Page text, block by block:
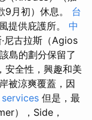
9月初）休息。 台
提供庇護所。 中
尼古拉斯（Agios
該島的劃分保留了
安全性，興趣和美
被涼爽覆蓋，因
但是，最
），Side，